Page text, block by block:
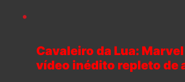
Cavaleiro da Lua:
vídeo inédito repleto de